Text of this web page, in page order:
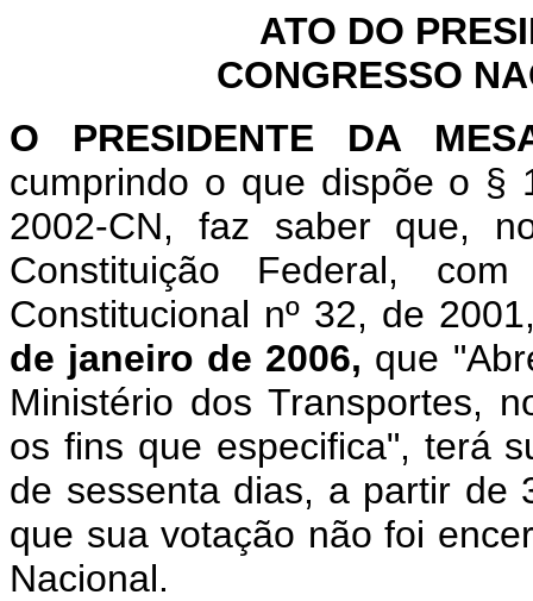
ATO DO
CONGRESSO
O PRESIDENTE DA
cumprindo o que dispõe o §
2002-CN, faz saber que,
Constituição Federal,
Constitucional nº 32, de
de janeiro de 2006, que
Ministério dos Transportes,
os fins que especifica", terá
de sessenta dias, a partir de
que sua votação não foi
Nacional.